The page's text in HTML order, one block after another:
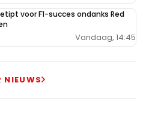
eruit springt. Gelukkig is Ford
geworden. Maar de Toyota
top!
voor F1-succes ondanks Red
Vandaag, 14:45
NIEUWS